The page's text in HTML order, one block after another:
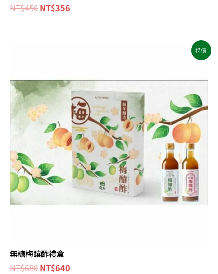
NT$450 NT$356
特價
無糖梅釀酢禮盒
NT$680
格：
NT$680。
NT$640
格：
NT$640。